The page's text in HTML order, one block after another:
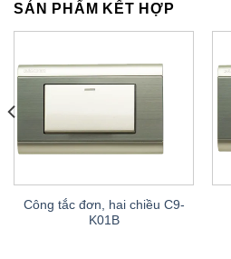
SẢN PHẨM KẾT HỢP
Công tắc đơn, hai chiều C9-
K01B